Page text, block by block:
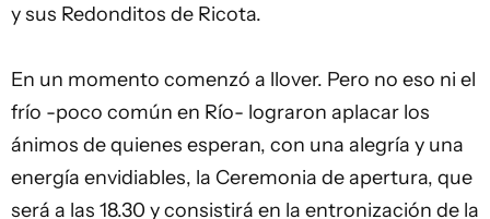
y sus Redonditos de Ricota.
En un momento comenzó a llover. Pero no eso ni el
frío -poco común en Río- lograron aplacar los
ánimos de quienes esperan, con una alegría y una
energía envidiables, la Ceremonia de apertura, que
será a las 18.30 y consistirá en la entronización de la